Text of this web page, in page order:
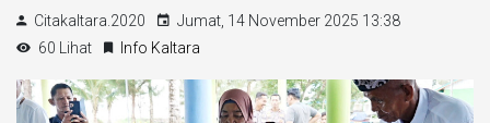
Citakaltara.2020
Jumat, 14 November 2025 13:38
60 Lihat
Info Kaltara